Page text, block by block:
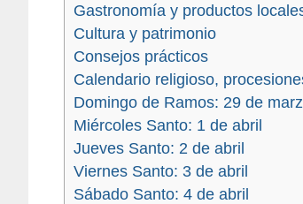
Gastronomía y productos
Cultura y patrimonio
Consejos prácticos
Calendario religioso,
Domingo de Ramos: 29 de
Miércoles Santo: 1 de abril
Jueves Santo: 2 de abril
Viernes Santo: 3 de abril
Sábado Santo: 4 de abril